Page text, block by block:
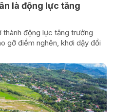
là động lực tăng
động lực tăng trưởng
gỡ điểm nghẽn, khơi dậy đổi